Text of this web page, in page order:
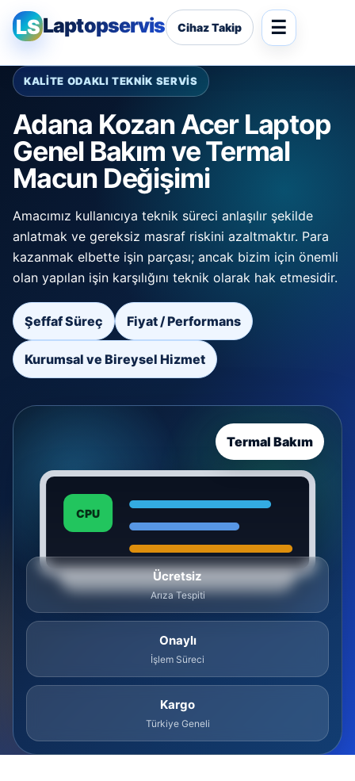
LSLaptopservis Cihaz Takip
KALİTE ODAKLI TEKNİK SERVİS
Adana Kozan Acer Laptop
Genel Bakım ve Termal
Macun Değişimi
Amacımız kullanıcıya teknik süreci anlaşılır şekilde
anlatmak ve gereksiz masraf riskini azaltmaktır. Para
kazanmak elbette işin parçası; ancak bizim için önemli
olan yapılan işin karşılığını teknik olarak hak etmesidir.
Şeffaf Süreç Fiyat / Performans
Kurumsal ve Bireysel Hizmet
CPU
Termal Bakım
Ücretsiz
Arıza Tespiti
Onaylı
İşlem Süreci
Kargo
Türkiye Geneli